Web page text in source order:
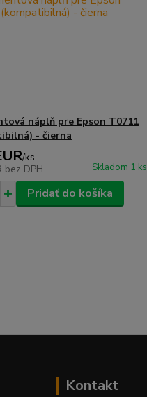
náplň pre Epson T0711
- čierna
/ks
bez DPH Skladom 1 ks
Pridať do košíka
Kontakt